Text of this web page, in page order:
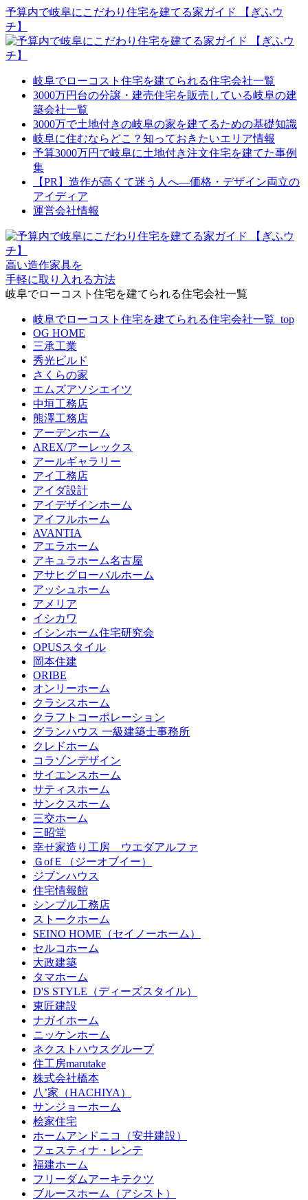
予算内で岐阜にこだわり住宅を建てる家ガイド 【ぎふウ
チ】
岐阜でローコスト住宅を建てられる住宅会社一覧
3000万円台の分譲・建売住宅を販売している岐阜の建
築会社一覧
3000万で土地付きの岐阜の家を建てるための基礎知識
岐阜に住むならどこ？知っておきたいエリア情報
予算3000万円で岐阜に土地付き注文住宅を建てた事例
集
【PR】造作が高くて迷う人へ―価格・デザイン両立の
アイディア
運営会社情報
高い造作家具を
手軽に取り入れる方法
岐阜でローコスト住宅を建てられる住宅会社一覧
岐阜でローコスト住宅を建てられる住宅会社一覧_top
OG HOME
三承工業
秀光ビルド
さくらの家
エムズアソシエイツ
中垣工務店
熊澤工務店
アーデンホーム
AREX/アーレックス
アールギャラリー
アイ工務店
アイダ設計
アイデザインホーム
アイフルホーム
AVANTIA
アエラホーム
アキュラホーム名古屋
アサヒグローバルホーム
アッシュホーム
アメリア
イシカワ
イシンホーム住宅研究会
OPUSスタイル
岡本住建
ORIBE
オンリーホーム
クラシスホーム
クラフトコーポレーション
グランハウス 一級建築士事務所
クレドホーム
コラゾンデザイン
サイエンスホーム
サティスホーム
サンクスホーム
三交ホーム
三昭堂
幸せ家造り工房 ウエダアルファ
ＧofＥ（ジーオブイー）
ジブンハウス
住宅情報館
シンプル工務店
ストークホーム
SEINO HOME（セイノーホーム）
セルコホーム
大政建築
タマホーム
D'S STYLE（ディーズスタイル）
東匠建設
ナガイホーム
ニッケンホーム
ネクストハウスグループ
住工房marutake
株式会社橋本
八’家（HACHIYA）
サンジョーホーム
桧家住宅
ホームアンドニコ（安井建設）
フェスティナ・レンテ
福建ホーム
フリーダムアーキテクツ
ブルースホーム（アシスト）